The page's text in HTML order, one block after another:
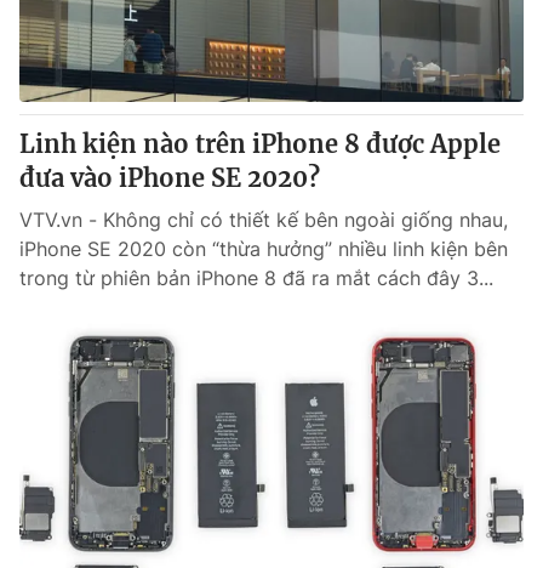
Tin tức
Thế giới đó đây
Câu chuyện quốc tế
Kinh tế
Tài chính
Thị trường
Góc doanh nghiệp
Dữ liệu và đời sống
Truyền hình
Phim VTV
Hậu trường
Khán giả
Giải sao mai
Giải trí
Điện ảnh
Âm nhạc
Du lịch
Làm đẹp
Chất lượng cuộc sống
Giáo dục
Tuyển sinh
Học trực tuyến
Công nghệ
Hitech Công nghệ tương lai
Sản phẩm
Giao lưu trực tuyến
Linh kiện nào trên iPhone 8 được Apple
đưa vào iPhone SE 2020?
VTV.vn - Không chỉ có thiết kế bên ngoài giống nhau,
iPhone SE 2020 còn “thừa hưởng” nhiều linh kiện bên
trong từ phiên bản iPhone 8 đã ra mắt cách đây 3...